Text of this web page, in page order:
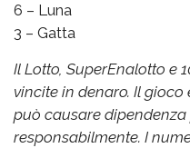
6 – Luna
3 – Gatta
Il Lotto, SuperEnalotto e
vincite in denaro. Il
può causare
responsabilmente. I